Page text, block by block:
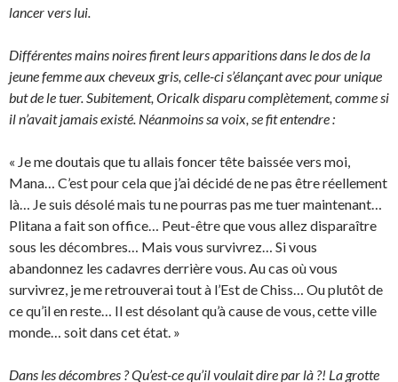
lancer vers lui.
Différentes mains noires firent leurs apparitions dans le dos de la
jeune femme aux cheveux gris, celle-ci s’élançant avec pour unique
but de le tuer. Subitement, Oricalk disparu complètement, comme si
il n’avait jamais existé. Néanmoins sa voix, se fit entendre :
« Je me doutais que tu allais foncer tête baissée vers moi,
Mana… C’est pour cela que j’ai décidé de ne pas être réellement
là… Je suis désolé mais tu ne pourras pas me tuer maintenant…
Plitana a fait son office… Peut-être que vous allez disparaître
sous les décombres… Mais vous survivrez… Si vous
abandonnez les cadavres derrière vous. Au cas où vous
survivrez, je me retrouverai tout à l’Est de Chiss… Ou plutôt de
ce qu’il en reste… Il est désolant qu’à cause de vous, cette ville
monde… soit dans cet état. »
Dans les décombres ? Qu’est-ce qu’il voulait dire par là ?! La grotte